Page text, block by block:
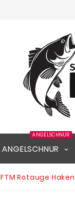
ANGELSCHNUR
ANGELSCHNUR
FTM Rotauge